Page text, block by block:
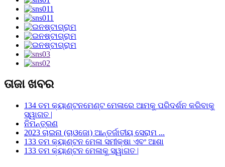
ତାଜା ଖବର
134 ତମ କ୍ୟାଣ୍ଟନମେଣ୍ଟ ମେଳାରେ ଆମକୁ ପରିଦର୍ଶନ କରିବାକୁ
ସ୍ୱାଗତ |
ନିମନ୍ତ୍ରଣ
2023 ଚାଇନା (ଚାଓଜୋ) ଆନ୍ତର୍ଜାତୀୟ ସେରାମ ...
133 ତମ କ୍ୟାଣ୍ଟନ ମେଳା ସମୀକ୍ଷା ଏବଂ ଆଶା
133 ତମ କ୍ୟାଣ୍ଟନ ମେଳାକୁ ସ୍ୱାଗତ |